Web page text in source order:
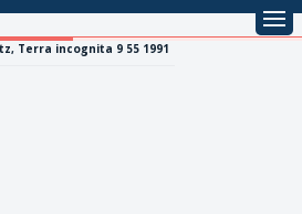
Terra incognita 9 55 1991